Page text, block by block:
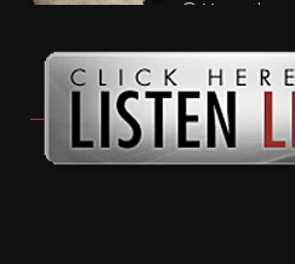
11 months ago